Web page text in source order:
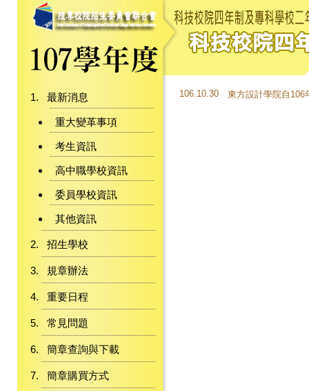
最新消息
重大變革事項
考生資訊
高中職學校資訊
委員學校資訊
其他資訊
招生學校
規章辦法
重要日程
常見問題
簡章查詢與下載
簡章購買方式
106.10.30 東方設計學院自106